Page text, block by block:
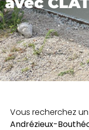
Vous recherchez
Andrézieux-